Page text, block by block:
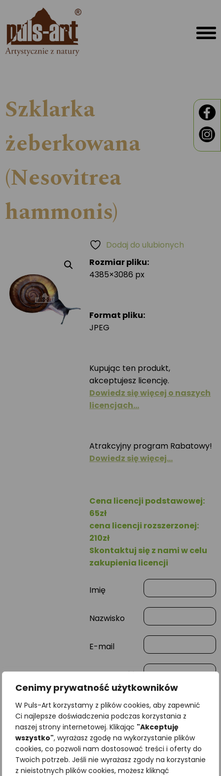
Cenimy prywatność użytkowników
W Puls-Art korzystamy z plików cookies, aby zapewnić
Ci najlepsze doświadczenia podczas korzystania z
naszej strony internetowej. Klikając "Akceptuję
wszystko", wyrażasz zgodę na wykorzystanie plików
cookies, co pozwoli nam dostosować treści i oferty do
Twoich potrzeb. Jeśli nie wyrażasz zgody na korzystanie
z nieistotnych plików cookies, możesz kliknąć
Szklarka
żeberkowana
(Nesovitrea
hammonis)
Rozmiar pliku:
4385×3086 px
Format pliku:
JPEG
Kupując ten produkt,
akceptujesz licencję.
Dowiedz się więcej o naszych
licencjach…
Atrakcyjny program Rabatowy!
Dowiedz się więcej…
Cena licencji podstawowej:
65zł
cena licencji rozszerzonej:
210zł
Skontaktuj się z nami w celu
zakupienia licencji
Imię
Nazwisko
E-mail
Wiadomość
Dodaj do ulubionych